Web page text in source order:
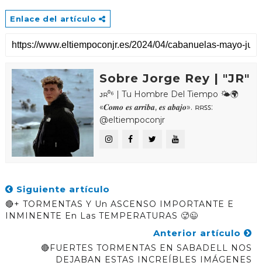
Enlace del artículo
Sobre Jorge Rey | "JR"
ᴊʀ⁰⁶ | Tu Hombre Del Tiempo 🌤🌍
«𝑪𝒐𝒎𝒐 𝒆𝒔 𝒂𝒓𝒓𝒊𝒃𝒂, 𝒆𝒔 𝒂𝒃𝒂𝒋𝒐». ʀʀꜱꜱ:
@eltiempoconjr
Siguiente artículo
🔴+ TORMENTAS Y Un ASCENSO IMPORTANTE E
INMINENTE En Las TEMPERATURAS 🥵😉
Anterior artículo
🔴FUERTES TORMENTAS EN SABADELL NOS
DEJABAN ESTAS INCREÍBLES IMÁGENES